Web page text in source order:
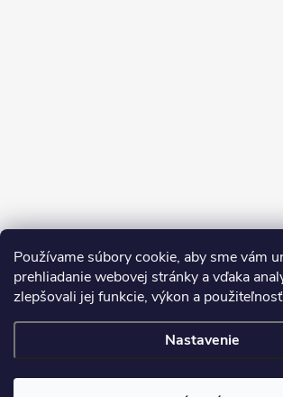
Používame súbory cookie, aby sme vám
prehliadanie webovej stránky a vďaka
zlepšovali jej funkcie, výkon a
Nastavenie
Sledovať na Instagrame